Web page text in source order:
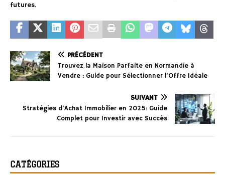
futures.
PRÉCÉDENT
Trouvez la Maison Parfaite en Normandie à
Vendre : Guide pour Sélectionner l’Offre Idéale
SUIVANT
Stratégies d’Achat Immobilier en 2025: Guide
Complet pour Investir avec Succès
CATÉGORIES